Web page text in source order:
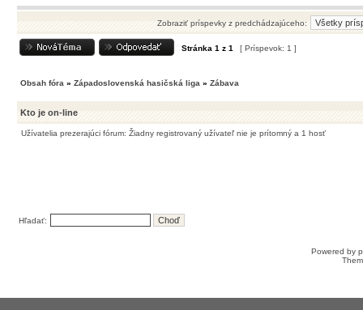
Zobraziť príspevky z predchádzajúceho:
Stránka 1 z 1 [ Príspevok: 1 ]
Obsah fóra » Západoslovenská hasičská liga » Zábava
Kto je on-line
Užívatelia prezerajúci fórum: Žiadny registrovaný užívateľ nie je prítomný a 1 hosť
Hľadať:
Powered by